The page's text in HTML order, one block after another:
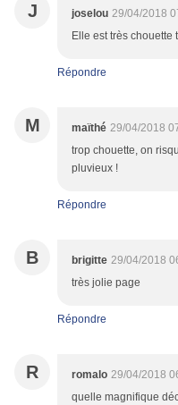
J joselou 29/04/2018
Elle est très chouette
Répondre
M maïthé 29/04/2018
trop chouette, on
pluvieux !
Répondre
B brigitte 29/04/2018
très jolie page
Répondre
R romalo 29/04/2018
quelle magnifique